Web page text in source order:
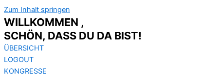
Zum Inhalt springen
WILLKOMMEN ,
SCHÖN, DASS DU DA BIST!
ÜBERSICHT
LOGOUT
KONGRESSE